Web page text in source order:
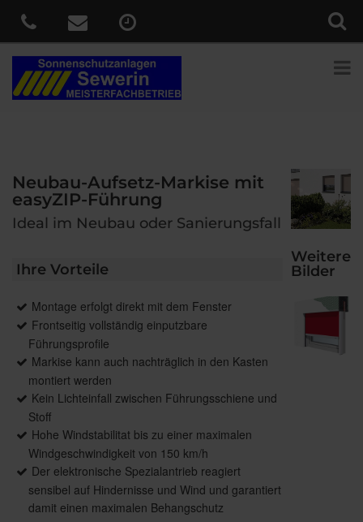
Neubau-Aufsetz-Markise mit
easyZIP-Führung
Ideal im Neubau oder Sanierungsfall
Ihre Vorteile
Montage erfolgt direkt mit dem Fenster
Frontseitig vollständig einputzbare
Führungsprofile
Markise kann auch nachträglich in den Kasten
montiert werden
Kein Lichteinfall zwischen Führungsschiene und
Stoff
Hohe Windstabilitat bis zu einer maximalen
Windgeschwindigkeit von 150 km/h
Der elektronische Spezialantrieb reagiert
sensibel auf Hindernisse und Wind und garantiert
damit einen maximalen Behangschutz
Weitere
Bilder